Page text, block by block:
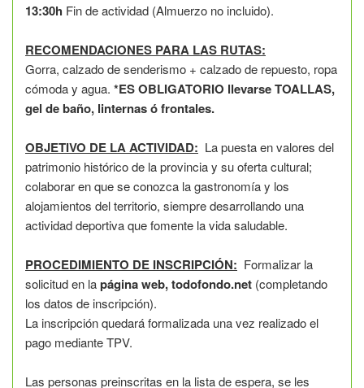
13:30h Fin de actividad (Almuerzo no incluido).
RECOMENDACIONES PARA LAS RUTAS:
Gorra, calzado de senderismo + calzado de repuesto, ropa
cómoda y agua. *ES OBLIGATORIO llevarse TOALLAS,
gel de baño, linternas ó frontales.
OBJETIVO DE LA ACTIVIDAD: La puesta en valores del
patrimonio histórico de la provincia y su oferta cultural;
colaborar en que se conozca la gastronomía y los
alojamientos del territorio, siempre desarrollando una
actividad deportiva que fomente la vida saludable.
PROCEDIMIENTO DE INSCRIPCIÓN: Formalizar la
solicitud en lapágina web, todofondo.net (completando
los datos de inscripción).
La inscripción quedará formalizada una vez realizado el
pago mediante TPV.
Las personas preinscritas en la lista de espera, se les